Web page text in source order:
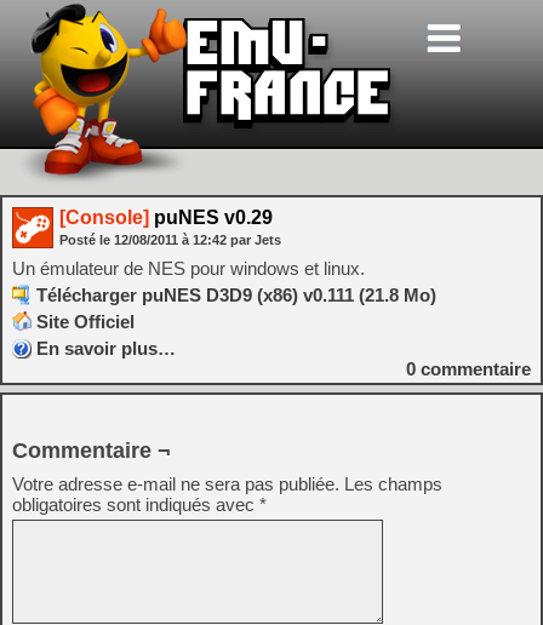
[Console] puNES v0.29
Posté le 12/08/2011 à 12:42 par Jets
Un émulateur de NES pour windows et linux.
Télécharger puNES D3D9 (x86) v0.111 (21.8 Mo)
Site Officiel
En savoir plus…
0 commentaire
Commentaire ¬
Votre adresse e-mail ne sera pas publiée. Les champs
obligatoires sont indiqués avec *